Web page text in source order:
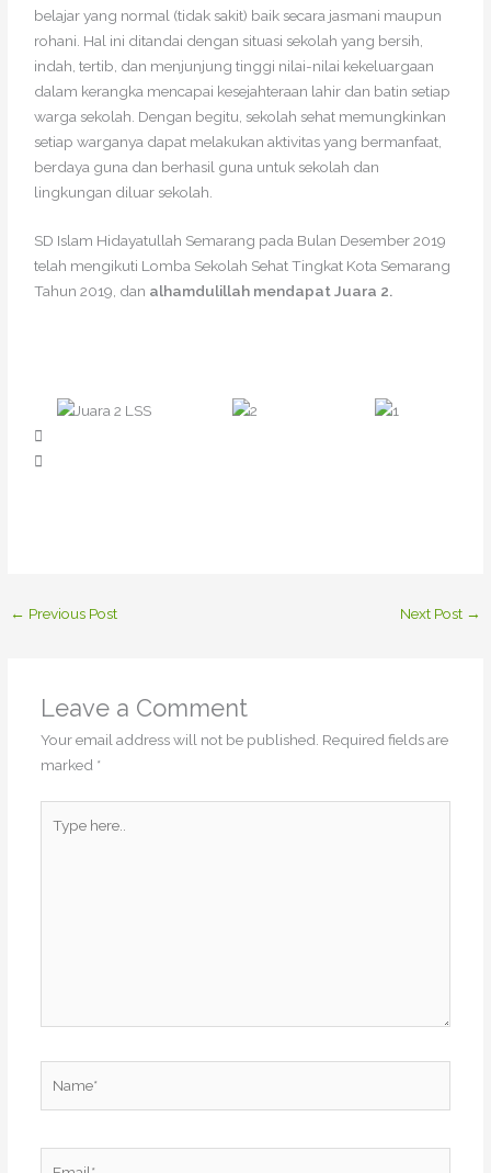
belajar yang normal (tidak sakit) baik secara jasmani maupun
rohani. Hal ini ditandai dengan situasi sekolah yang bersih,
indah, tertib, dan menjunjung tinggi nilai-nilai kekeluargaan
dalam kerangka mencapai kesejahteraan lahir dan batin setiap
warga sekolah. Dengan begitu, sekolah sehat memungkinkan
setiap warganya dapat melakukan aktivitas yang bermanfaat,
berdaya guna dan berhasil guna untuk sekolah dan
lingkungan diluar sekolah.
SD Islam Hidayatullah Semarang pada Bulan Desember 2019
telah mengikuti Lomba Sekolah Sehat Tingkat Kota Semarang
Tahun 2019, dan alhamdulillah mendapat Juara 2.
← Previous Post Next Post →
Leave a Comment
Your email address will not be published. Required fields are
marked *
here..